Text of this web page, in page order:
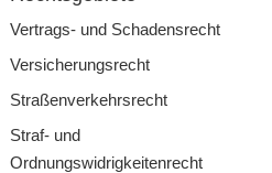
Vertrags- und Schadensrecht
Versicherungsrecht
Straßenverkehrsrecht
Straf- und
Ordnungswidrigkeitenrecht